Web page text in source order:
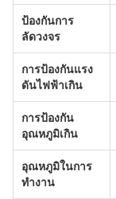
ป้องกันการ
ลัดวงจร
การป้องกันแรง
ดันไฟฟ้าเกิน
การป้องกัน
อุณหภูมิเกิน
อุณหภูมิในการ
ทำงาน